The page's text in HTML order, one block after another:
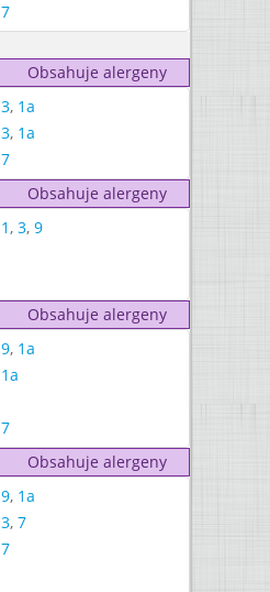
7
Obsahuje alergeny
3, 1a
3, 1a
7
Obsahuje alergeny
1, 3, 9
Obsahuje alergeny
9, 1a
1a
7
Obsahuje alergeny
9, 1a
3, 7
7